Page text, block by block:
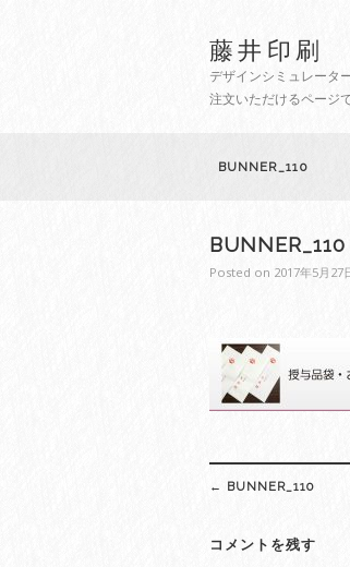
藤井印刷
デザインシミュレータ
注文いただけるページ
BUNNER_110
BUNNER_110
Posted on 2017年5月27
navigation
← BUNNER_110
コメントを残す